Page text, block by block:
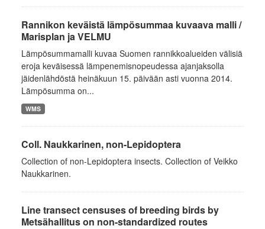
Rannikon keväistä lämpösummaa kuvaava malli /
Marisplan ja VELMU
Lämpösummamalli kuvaa Suomen rannikkoalueiden välisiä
eroja keväisessä lämpenemisnopeudessa ajanjaksolla
jäidenlähdöstä heinäkuun 15. päivään asti vuonna 2014.
Lämpösumma on...
WMS
Coll. Naukkarinen, non-Lepidoptera
Collection of non-Lepidoptera insects. Collection of Veikko
Naukkarinen.
Line transect censuses of breeding birds by
Metsähallitus on non-standardized routes